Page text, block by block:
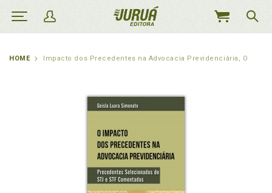
MEU
HOME Impacto dos Precedentes na Advocacia Previdenciária, O